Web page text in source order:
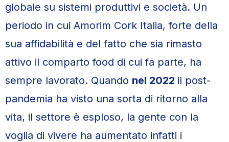
globale su sistemi produttivi e società. Un
periodo in cui Amorim Cork Italia, forte della
sua affidabilità e del fatto che sia rimasto
attivo il comparto food di cui fa parte, ha
sempre lavorato. Quando nel 2022 il post-
pandemia ha visto una sorta di ritorno alla
vita, il settore è esploso, la gente con la
voglia di vivere ha aumentato infatti i